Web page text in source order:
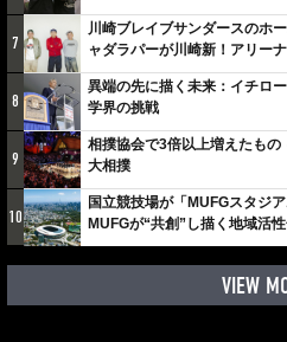
7
川崎ブレイブサンダースのホ
ャダラパーが川崎新！アリー
しみでしかないでしょ。川崎
8
異端の先に描く未来：イチロ
学界の挑戦
9
相撲協会で3倍以上増えたも
大相撲
10
国立競技場が「MUFGスタジ
MUFGが“共創”し描く地域活
VIEW